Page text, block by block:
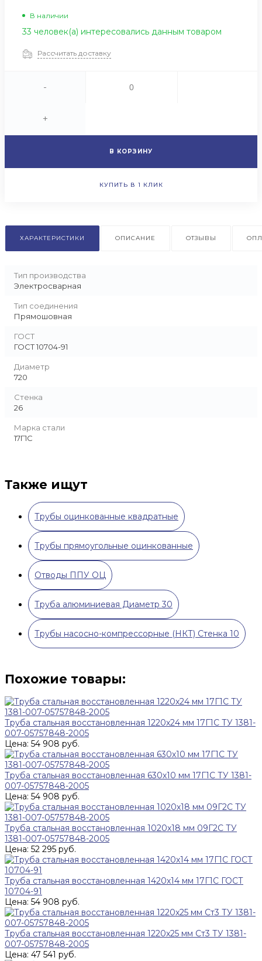
В наличии
33 человек(а) интересовались данным товаром
Рассчитать доставку
-
+
В КОРЗИНУ
КУПИТЬ В 1 КЛИК
ХАРАКТЕРИСТИКИ ОПИСАНИЕ ОТЗЫВЫ
Тип производства
Электросварная
Тип соединения
Прямошовная
ГОСТ
ГОСТ 10704-91
Диаметр
720
Стенка
26
Марка стали
17Г1С
Также ищут
Трубы оцинкованные квадратные
Трубы прямоугольные оцинкованные
Отводы ППУ ОЦ
Труба алюминиевая Диаметр 30
Трубы насосно-компрессорные (НКТ) Стенка 10
Похожие товары:
Труба стальная восстановленная 1220х24 мм 17Г1С ТУ 1381-
007-05757848-2005
Цена: 54 908 руб.
Труба стальная восстановленная 630х10 мм 17Г1С ТУ 1381-
007-05757848-2005
Цена: 54 908 руб.
Труба стальная восстановленная 1020х18 мм 09Г2С ТУ
1381-007-05757848-2005
Цена: 52 295 руб.
Труба стальная восстановленная 1420х14 мм 17Г1С ГОСТ
10704-91
Цена: 54 908 руб.
Труба стальная восстановленная 1220х25 мм Ст3 ТУ 1381-
007-05757848-2005
Цена: 47 541 руб.